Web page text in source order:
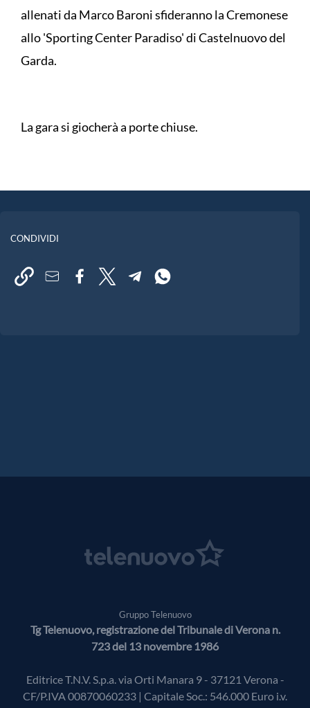
allenati da Marco Baroni sfideranno la Cremonese
allo 'Sporting Center Paradiso' di Castelnuovo del
Garda.
La gara si giocherà a porte chiuse.
CONDIVIDI
Gruppo Telenuovo
Tg Telenuovo, registrazione del Tribunale di Verona n.
723 del 13 novembre 1986
Editrice T.N.V. S.p.a. via Orti Manara 9 - 37121 Verona -
CF/P.IVA 00870060233 | Capitale Soc.: 546.000 Euro i.v.